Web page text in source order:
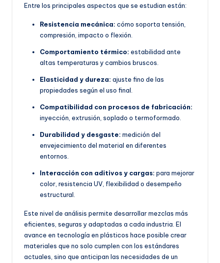
Entre los principales aspectos que se estudian están:
Resistencia mecánica: cómo soporta tensión,
compresión, impacto o flexión.
Comportamiento térmico: estabilidad ante
altas temperaturas y cambios bruscos.
Elasticidad y dureza: ajuste fino de las
propiedades según el uso final.
Compatibilidad con procesos de fabricación:
inyección, extrusión, soplado o termoformado.
Durabilidad y desgaste: medición del
envejecimiento del material en diferentes
entornos.
Interacción con aditivos y cargas: para mejorar
color, resistencia UV, flexibilidad o desempeño
estructural.
Este nivel de análisis permite desarrollar mezclas más
eficientes, seguras y adaptadas a cada industria. El
avance en tecnología en plásticos hace posible crear
materiales que no solo cumplen con los estándares
actuales, sino que anticipan las necesidades de un